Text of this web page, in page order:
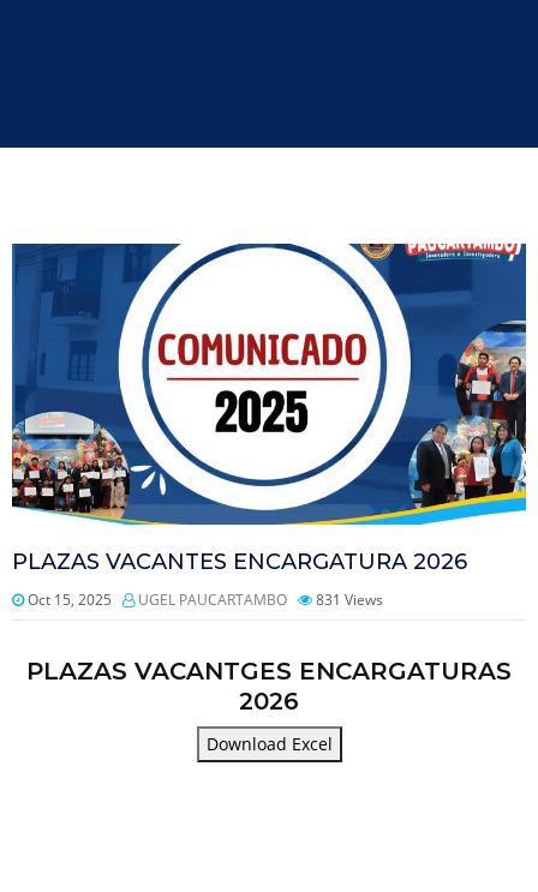
PLAZAS VACANTES ENCARGATURA 2026
Oct 15, 2025 UGEL PAUCARTAMBO 831 Views
PLAZAS VACANTGES ENCARGATURAS
2026
Download Excel